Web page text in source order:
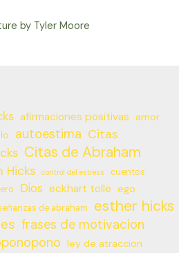
by Tyler Moore
afirmaciones positivas
amor
autoestima Citas
Citas de Abraham
Hicks control del estress cuentos
Dios eckhart tolle ego
de abraham esther hicks
frases de motivacion
ley de atraccion